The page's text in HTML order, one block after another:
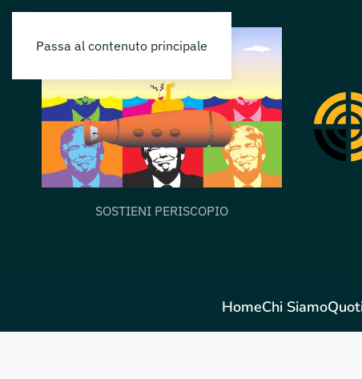
Passa al contenuto principale
SOSTIENI PERISCOPIO
HomeChi Siamo